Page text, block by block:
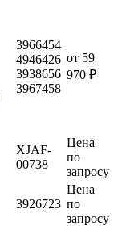
3966454
4946426
3938656
3967458
от 59
970 ₽
XJAF-
00738
Цена
по
запросу
3926723
Цена
по
запросу